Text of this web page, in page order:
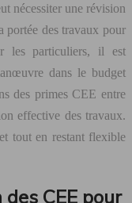
nécessiter une révision
portée des travaux pour
les particuliers, il est
dans le budget
des primes CEE entre
effective des travaux.
tout en restant flexible
CEE pour